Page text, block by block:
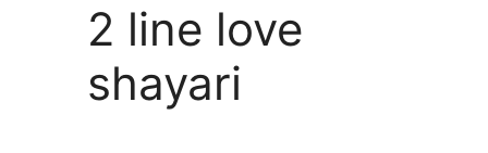
2 line love
shayari